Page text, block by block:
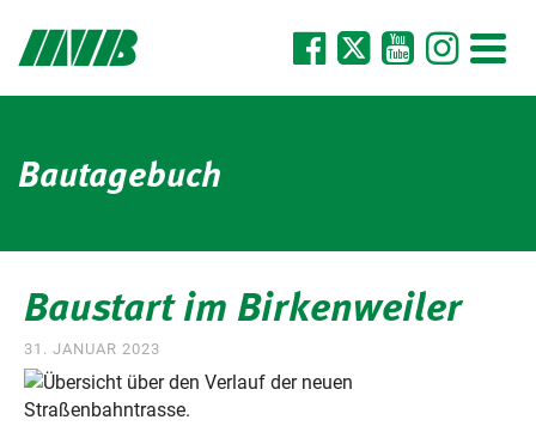
Bautagebuch
Baustart im Birkenweiler
31. JANUAR 2023